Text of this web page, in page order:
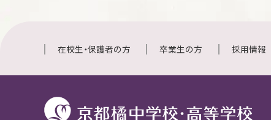
在校生・保護者の方 卒業生の方 採用情報